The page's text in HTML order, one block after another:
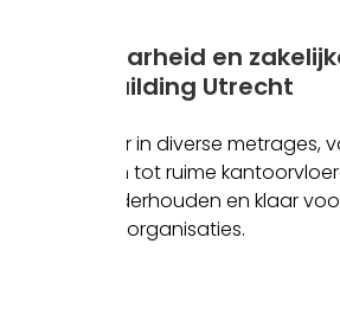
Bereikbaarheid en
van U-Building Utrecht
Beschikbaar in diverse
werkplekken tot ruime
perfect onderhouden en klaar
ambitieuze organisaties.